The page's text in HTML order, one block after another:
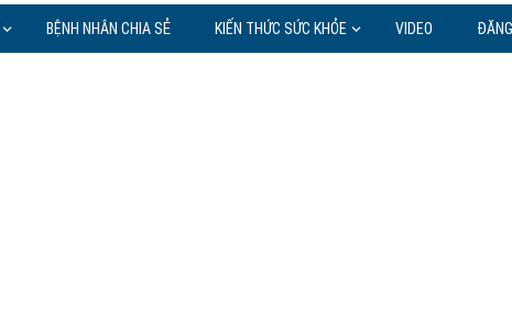
BỆNH NHÂN CHIA SẺ KIẾN THỨC SỨC KHỎE VIDEO